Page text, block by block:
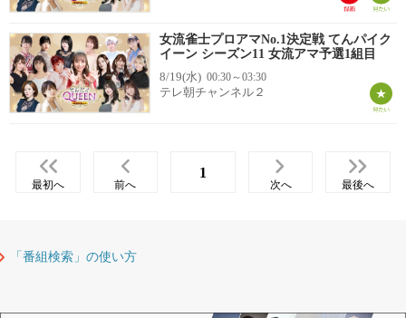
女流雀士プロアマNo.1決定戦 てんパイク
イーン シーズン11 女流アマ予選1組目
8/19(水) 00:30～03:30
テレ朝チャンネル２
最初へ 前へ
1
次へ 最後へ
「番組検索」の使い方